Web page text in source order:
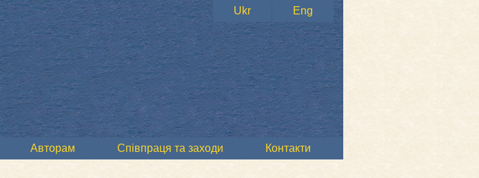
Ukr Eng
Авторам Співпраця та заходи Контакти